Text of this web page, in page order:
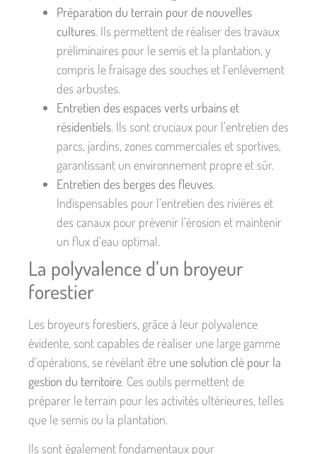
Préparation du terrain pour de nouvelles
cultures. Ils permettent de réaliser des travaux
préliminaires pour le semis et la plantation, y
compris le fraisage des souches et l’enlèvement
des arbustes.
Entretien des espaces verts urbains et
résidentiels. Ils sont cruciaux pour l’entretien des
parcs, jardins, zones commerciales et sportives,
garantissant un environnement propre et sûr.
Entretien des bergesdes fleuves.
Indispensables pour l’entretien des rivières et
des canaux pour prévenir l’érosion et maintenir
un flux d’eau optimal.
La polyvalence d’un broyeur
forestier
Les broyeurs forestiers, grâce à leur polyvalence
évidente, sont capables de réaliser une large gamme
d’opérations, se révélant être une solution clé pour la
gestion du territoire. Ces outils permettent de
préparer le terrain pour les activités ultérieures, telles
que le semis ou la plantation.
Ils sont également fondamentaux pour